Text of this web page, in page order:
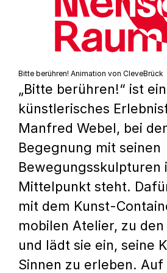
Bitte berühren! Animation von CleveBrück
„Bitte berühren!“ ist ein
künstlerisches
Manfred Webel, bei
Begegnung mit seinen
Bewegungsskulpturen
Mittelpunkt steht.
mit dem Kunst-
mobilen Atelier, zu
und lädt sie ein, seine
Sinnen zu erleben. Auf